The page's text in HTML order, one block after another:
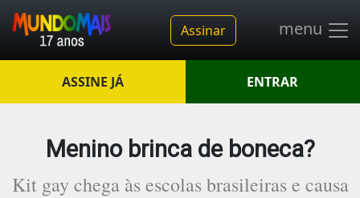
Assinar menu
ASSINE JÁ ENTRAR
Menino brinca de boneca?
Kit gay chega às escolas brasileiras e causa